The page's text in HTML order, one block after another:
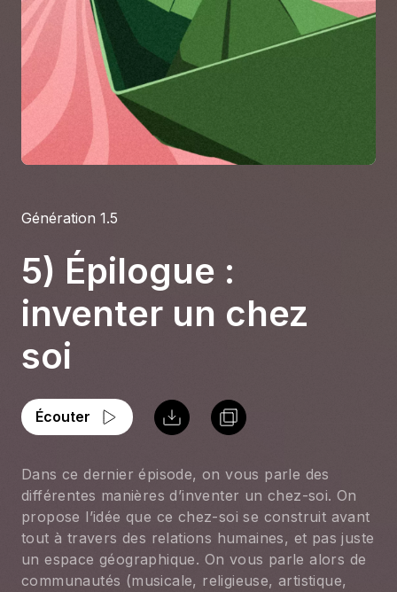
À propos
S'impliquer
Carrière
Location studio
Génération 1.5
5) Épilogue :
inventer un chez
soi
Écouter
Dans ce dernier épisode, on vous parle des
différentes manières d’inventer un chez-soi. On
propose l’idée que ce chez-soi se construit avant
tout à travers des relations humaines, et pas juste
un espace géographique. On vous parle alors de
communautés (musicale, religieuse, artistique,